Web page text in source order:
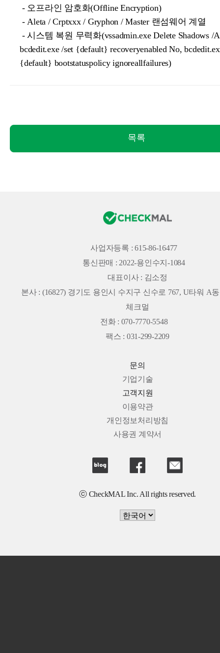
- 오프라인 암호화(Offline Encryption)
- Aleta / Crptxxx / Gryphon / Master 랜섬웨어 계열
- 시스템 복원 무력화(vssadmin.exe Delete Shadows /
bcdedit.exe /set {default} recoveryenabled No,
{default} bootstatuspolicy ignoreallfailures)
목록
사업자등록 : 615-86-16477
통신판매 : 2022-용인수지-1084
대표이사 : 김소정
본사 : (16827) 경기도 용인시 수지구 신수로 767, U타워 A
체크멀
전화 : 070-7770-5548
팩스 : 031-299-2209
문의
기업기술
고객지원
이용약관
개인정보처리방침
사용권 계약서
ⓒ CheckMAL Inc. All rights reserved.